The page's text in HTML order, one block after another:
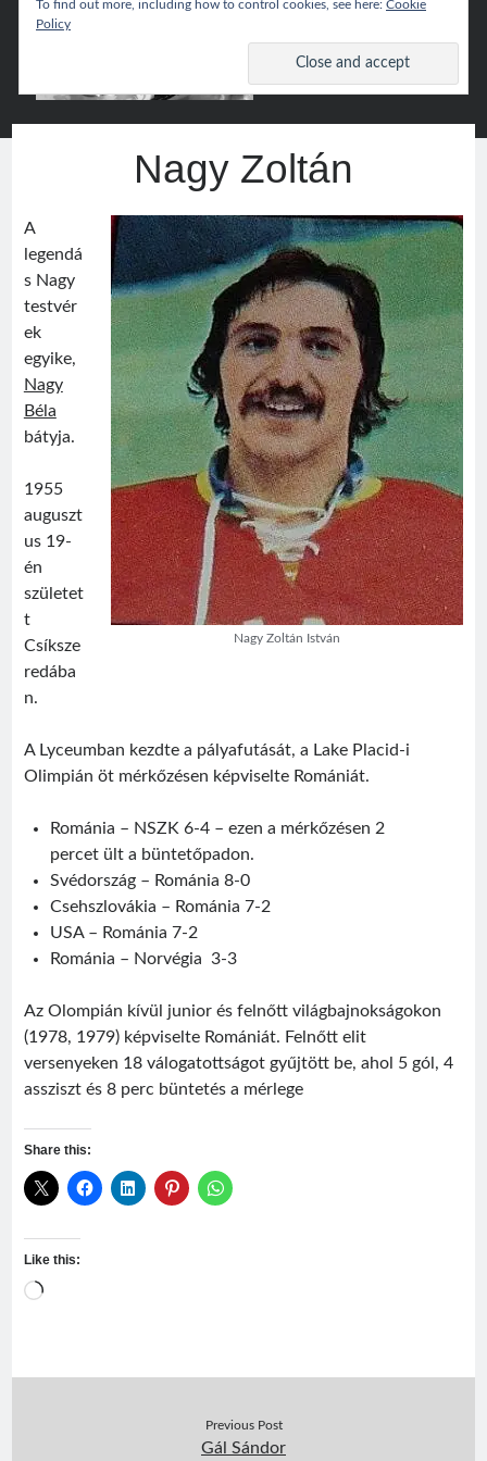
Wiki
open
Sidebar
Népszerű
Csíki Hoki Wiki
Google Translate
To find out more, including how to control cookies, see here: Cookie
Policy
egy székely nagyközség múltjából
Sofian Iosif
Texe István
Jégországban
Román válogatott 2007
Nagy Zoltán
Nagy Zoltán István
A
legendá
s Nagy
testvér
ek
egyike,
Nagy
Béla
bátyja.
1955
auguszt
us 19-
én
születet
t
Csíksze
redába
n.
A Lyceumban kezdte a pályafutását, a Lake Placid-i
Olimpián öt mérkőzésen képviselte Romániát.
Románia – NSZK 6-4 – ezen a mérkőzésen 2
percet ült a büntetőpadon.
Svédország – Románia 8-0
Csehszlovákia – Románia 7-2
USA – Románia 7-2
Románia – Norvégia 3-3
Az Olompián kívül junior és felnőtt világbajnokságokon
(1978, 1979) képviselte Romániát. Felnőtt elit
versenyeken 18 válogatottságot gyűjtött be, ahol 5 gól, 4
assziszt és 8 perc büntetés a mérlege
Share this:
Like this:
Loading…
Previous Post
Gál Sándor